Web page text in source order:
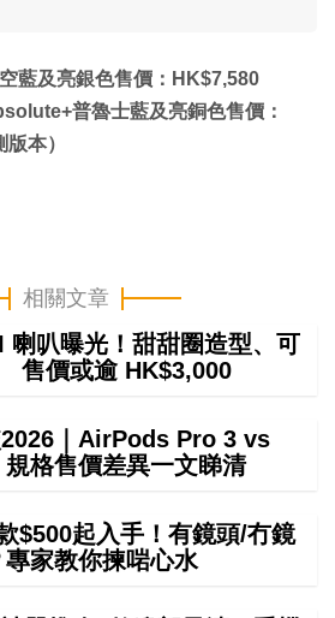
藍及亮銀色售價：HK$7,580
普魯士藍及亮銅色售價：
本）
相關文章
叭曝光！甜甜圈造型、可
售價或逾 HK$3,000
｜AirPods Pro 3 vs
格售價差異一文睇清
$500起入手！有鏡頭/冇鏡
專家教你揀啱心水